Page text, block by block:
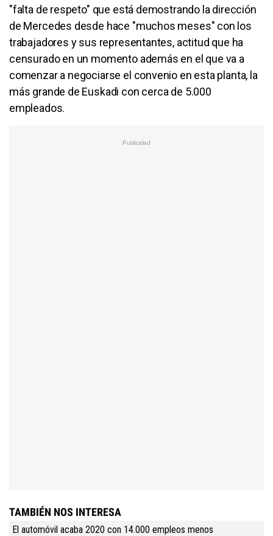
"falta de respeto" que está demostrando la dirección
de Mercedes desde hace "muchos meses" con los
trabajadores y sus representantes, actitud que ha
censurado en un momento además en el que va a
comenzar a negociarse el convenio en esta planta, la
más grande de Euskadi con cerca de 5.000
empleados.
TAMBIÉN NOS INTERESA
El automóvil acaba 2020 con 14.000 empleos menos